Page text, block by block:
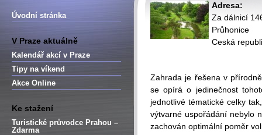
Úvodní stránka
V Praze aktuálně
Kalendář akcí v Praze
Tipy na víkend
Akce Online
Ke stažení
Turistické průvodce Prahou –
Zdarma
Adresa:
Za dálnicí
Průhonice
Ceská
Zahrada je řešena v
se opírá o jedinečnost
jednotlivé tématické celky
výtvarné uspořádání nebylo
zachován optimální poměr